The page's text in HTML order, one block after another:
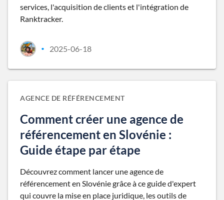
services, l'acquisition de clients et l'intégration de
Ranktracker.
• 2025-06-18
AGENCE DE RÉFÉRENCEMENT
Comment créer une agence de
référencement en Slovénie :
Guide étape par étape
Découvrez comment lancer une agence de
référencement en Slovénie grâce à ce guide d'expert
qui couvre la mise en place juridique, les outils de